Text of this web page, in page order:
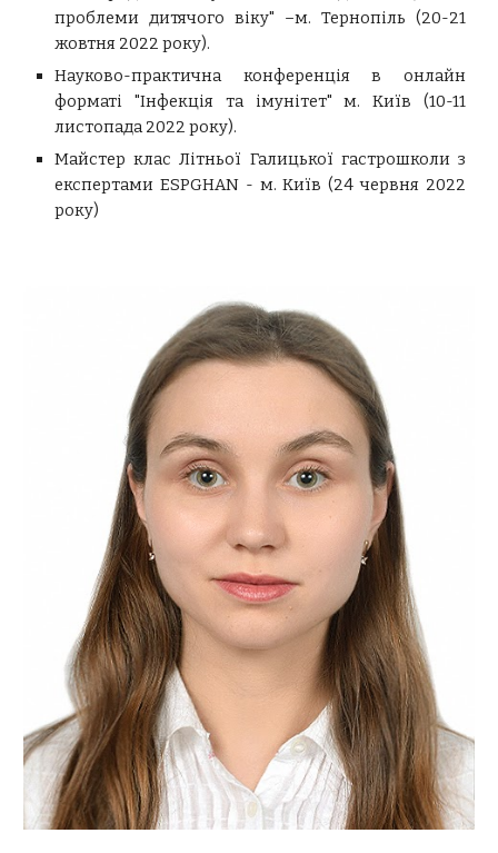
проблеми дитячого віку" –м. Тернопіль (20-21
жовтня 2022 року).
Науково-практична конференція в онлайн
форматі "Інфекція та імунітет"м. Київ (10-11
листопада 2022 року).
Майстер клас Літньої Галицької гастрошколи з
експертами ESPGHAN - м. Київ (24 червня 2022
року)